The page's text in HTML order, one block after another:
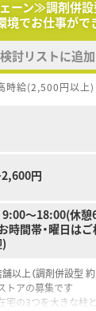
えます。
性を活かせるスペ
部門や商品部門等の
増加しており、在
う変更予定です。
ェーン≫調剤併
境でお仕事が
検討リストに追加
時給(2,500円以上)
円
～18:00(休憩
時間帯・曜日は
以上（調剤併設型
トアの募集です
宅の3つを大きな柱